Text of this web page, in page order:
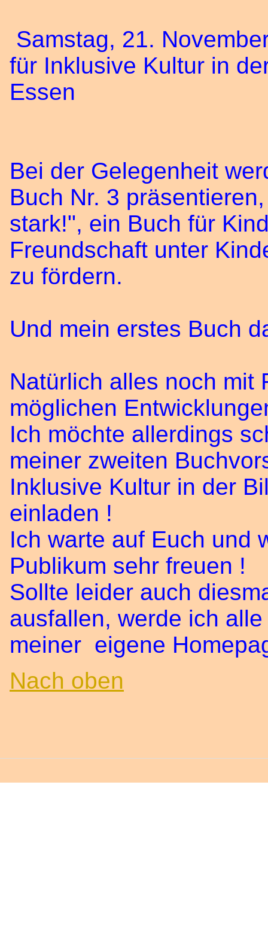
Samstag, 21.
für Inklusive Kultur in
Essen
Bei der Gelegenheit
Buch Nr. 3
stark!", ein Buch für
Freundschaft unter
zu fördern.
Und mein erstes Buch
Natürlich alles noch mit
möglichen
Ich möchte allerdings
meiner zweiten
Inklusive Kultur in der
einladen !
Ich warte auf Euch und
Publikum sehr freuen !
Sollte leider auch
ausfallen, werde ich
meiner eigene
Nach oben